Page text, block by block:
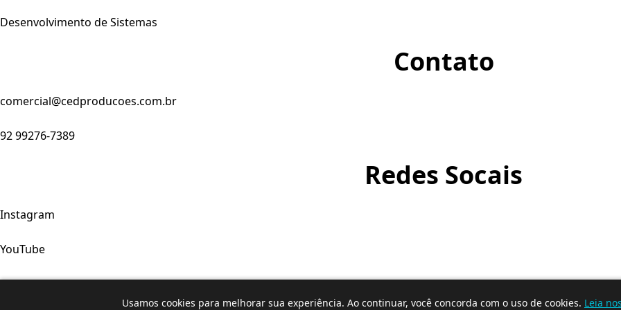
Usamos cookies para melhorar sua experiência. Ao continuar, você concorda com o uso de cookies. Leia
Desenvolvimento de Sistemas
Contato
comercial@cedproducoes.com.br
92 99276-7389
Redes Socais
Instagram
YouTube
Facebook